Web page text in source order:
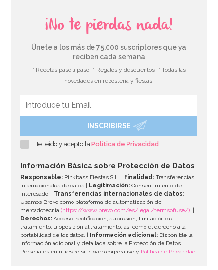
¡No te pierdas nada!
Únete a los más de 75.000 suscriptores que ya
reciben cada semana
* Recetas paso a paso * Regalos y descuentos
* Todas las
novedades en repostería y fiestas
INSCRIBIRSE
He leído y acepto laPolítica de Privacidad
Información Básica sobre Protección de Datos
Responsable: Pinkbass Fiestas S.L. | Finalidad: Transferencias
internacionales de datos | Legitimación: Consentimiento del
interesado. | Transferencias internacionales de datos:
Usamos Brevo como plataforma de automatización de
mercadotecnia(https://www.brevo.com/es/legal/termsofuse/) . |
Derechos: Acceso, rectificación, supresión, limitación de
tratamiento, u oposición al tratamiento, así como el derecho a la
portabilidad de los datos. | Información adicional: Disponible la
información adicional y detallada sobre la Protección de Datos
Personales en nuestro sitio web corporativo y Política de Privacidad